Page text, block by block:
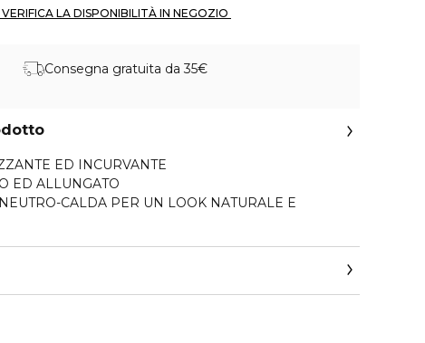
Consegna gratuita da 35€
ED INCURVANTE
ED ALLUNGATO
CALDA PER UN LOOK NATURALE E
ingrandisce lo sguardo, aprendo gli occhi e donando
un effetto ciglia finte altamente definito, in shade
e morbido che valorizza ogni colore di occhi.